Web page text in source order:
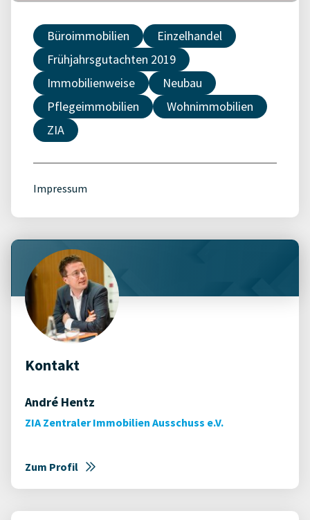
Büroimmobilien
Einzelhandel
Frühjahrsgutachten 2019
Immobilienweise
Neubau
Pflegeimmobilien
Wohnimmobilien
ZIA
Impressum
Kontakt
André Hentz
ZIA Zentraler Immobilien Ausschuss e.V.
Zum Profil